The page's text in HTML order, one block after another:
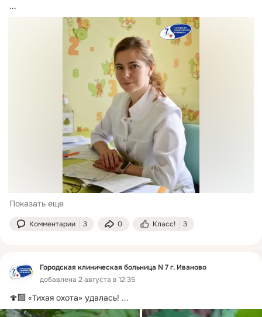
...
Показать еще
Комментарии 3 0 Класс! 3
Городская клиническая больница N 7 г. Иваново
добавлена 2 августа в 12:35
🍄‍🟫 «Тихая охота» удалась! ...